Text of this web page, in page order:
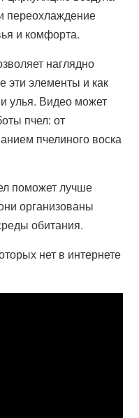
переохлаждение
и комфорта.
наглядно
эти элементы и как
улья. Видео может
пчел: от
пчелиного воска
поможет лучше
организованы
обитания.
нет в интернете